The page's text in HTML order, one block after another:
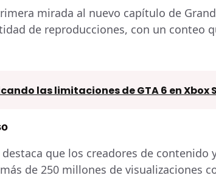
mirada al nuevo capítulo de
de reproducciones, con un conteo
las limitaciones de GTA 6 en Xbox
que los creadores de contenido
de 250 millones de visualizaciones